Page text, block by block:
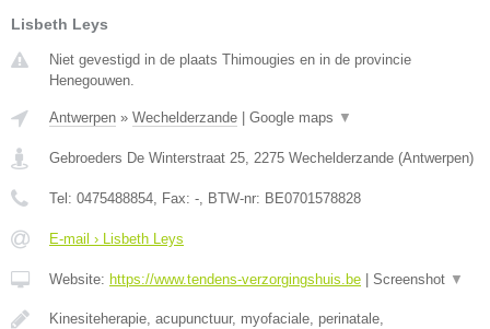
Lisbeth Leys
Niet gevestigd in de plaats Thimougies en in de provincie
Henegouwen.
Antwerpen » Wechelderzande Google maps ▼
Gebroeders De Winterstraat 25 2275 Wechelderzande (Antwerpen)
Tel: 0475488854 , Fax: - , BTW-nr: BE0701578828
E-mail › Lisbeth Leys
Website: https://www.tendens-verzorgingshuis.be Screenshot ▼
Kinesiteherapie, acupunctuur, myofaciale, perinatale,